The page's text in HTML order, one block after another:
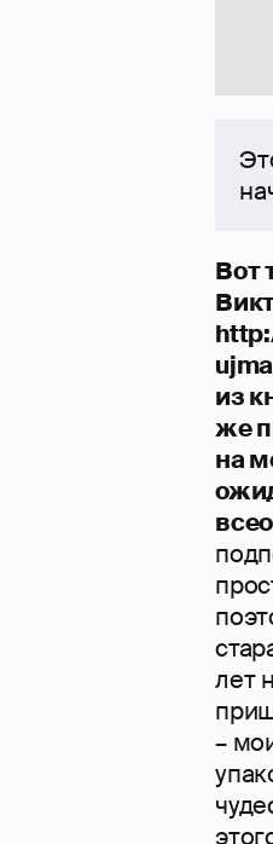
Вот
из
же
на
лет
–